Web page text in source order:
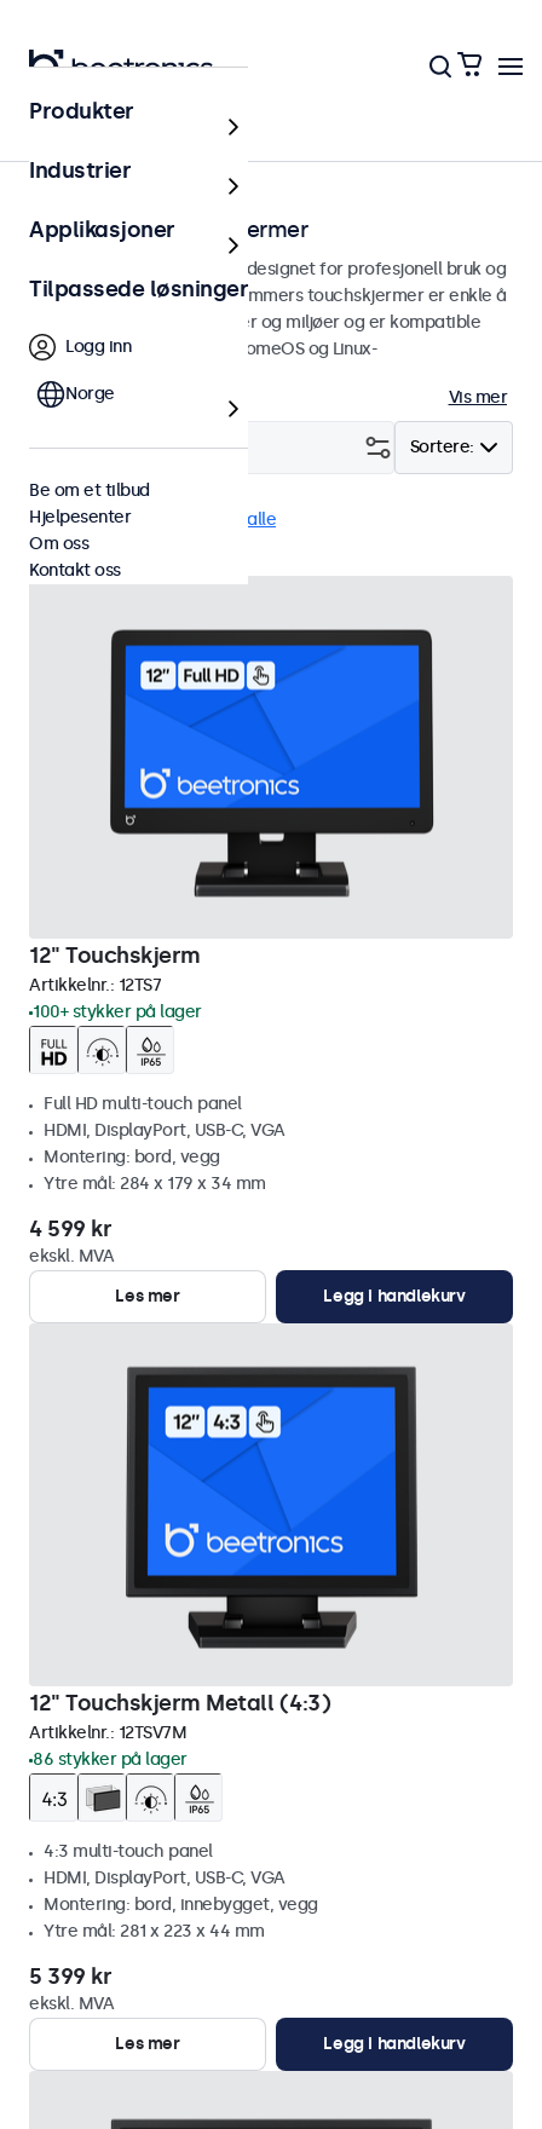
Touchskjermer
12 tommers touchskjermer
12 tommers touchskjermer designet for profesjonell bruk og
kontinuerlig bruk. Våre 12 tommers touchskjermer er enkle å
integrere i alle applikasjoner og miljøer og er kompatible
med Windows, macOS, ChromeOS og Linux-
Vis mer
Sortere:
Filter (4)
12" touchskjermer Fjern alle
12" Touchskjerm
Artikkelnr.: 12TS7
100+ stykker på lager
Full HD multi-touch panel
HDMI, DisplayPort, USB-C, VGA
Montering: bord, vegg
Ytre mål: 284 x 179 x 34 mm
4 599 kr
ekskl. MVA
Les mer
Legg i handlekurv
12" Touchskjerm Metall (4:3)
Artikkelnr.: 12TSV7M
86 stykker på lager
4:3 multi-touch panel
HDMI, DisplayPort, USB-C, VGA
Montering: bord, innebygget, vegg
Ytre mål: 281 x 223 x 44 mm
5 399 kr
ekskl. MVA
Les mer
Legg i handlekurv
Produkter
Industrier
Applikasjoner
Tilpassede løsninger
Logg inn
Norge
Be om et tilbud
Hjelpesenter
Om oss
Kontakt oss